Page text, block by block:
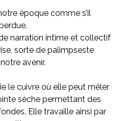
époque comme s’il
narration intime et collectif
sorte de palimpseste
avenir.
le cuivre où elle peut mêler
sèche permettant des
Elle travaille ainsi par